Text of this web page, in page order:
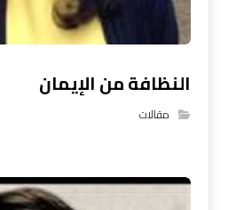
النظافة من الإيمان
مقالات